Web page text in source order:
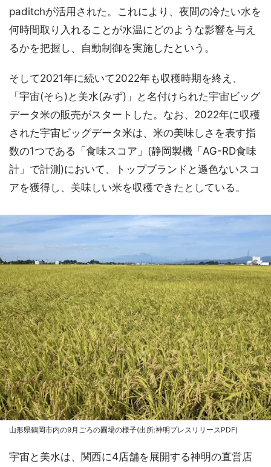
paditchが活用された。これにより、夜間の冷たい水を
何時間取り入れることが水温にどのような影響を与え
るかを把握し、自動制御を実施したという。
そして2021年に続いて2022年も収穫時期を終え、
「宇宙(そら)と美水(みず)」と名付けられた宇宙ビッグ
データ米の販売がスタートした。なお、2022年に収穫
された宇宙ビッグデータ米は、米の美味しさを表す指
数の1つである「食味スコア」(静岡製機「AG-RD食味
計」で計測)において、トップブランドと遜色ないスコ
アを獲得し、美味しい米を収穫できたとしている。
山形県鶴岡市内の9月ごろの圃場の様子(出所:神明プレスリリースPDF)
宇宙と美水は、関西に4店舗を展開する神明の直営店